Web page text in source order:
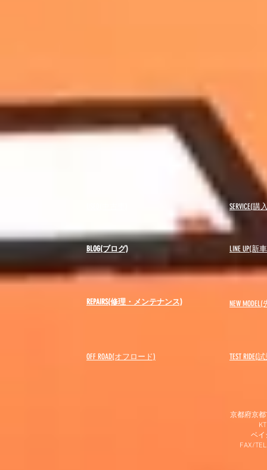
BLOG(ブログ)
SERVICE(
LINE UP(新
REPAIRS(修理・メンテナンス) NEW MODEL(
OFF ROAD(オフロード) ​TEST RIDE(
京都府京
ベイ
FAX/